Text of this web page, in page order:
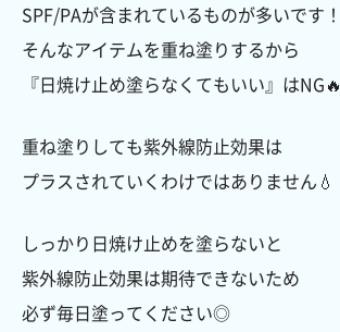
SPF/PAが含まれているものが多いです！
そんなアイテムを重ね塗りするから
『日焼け止め塗らなくてもいい』はNG🔥
重ね塗りしても紫外線防止効果は
プラスされていくわけではありません💧
しっかり日焼け止めを塗らないと
紫外線防止効果は期待できないため
必ず毎日塗ってください◎